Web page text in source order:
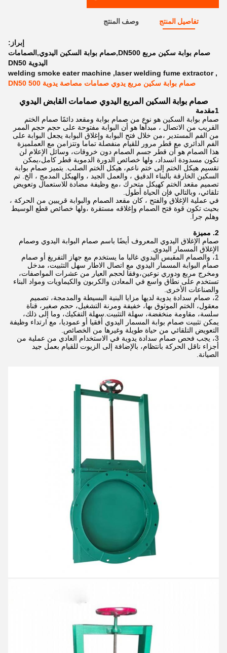
تفاصيل المنتج وصف المنتج
إبراز:
صمام بوابة سكين مربع DN500,صمام بوابة السكين اليدوي,الصمامات
اليدوية DN50
,
laser welding fume extractor
,
welding smoke eater machine
صمام بوابة سكين مربع يدوي صمامات مصاصة يدوية DN50 500
صمام بوابة السكين المربع اليدوي صمامات القابض اليدوي
1مقدمة
صمام بوابة السكين هو نوع من صمام بوابة ومقعد دائمًا صمام الختم
القريب من الاتصال ، مبدأها هو أن البوابة مفتوحة على حجم حجم الممر
من الفم المستدير ،من خلال فتح البوابة وإغلاق البوابة يجعل البوابة على
الفم الدائري مع قطر مرور للقيام منفصلة تماما وتتزامن مع العملميزة
هذا الصمام هو أن قطر جسم الصمام دون خروقات، وسائل الإعلام لن
تكون مسدودة انسداد، ولها خصائص الدورة الدموية قطر كامل،يمكن
تقسيم هيكل الختم إلى ختم ناعم، هيكل الختم الصلب. يتميز صمام بوابة
السكين الخارقة بالبناء الدقيق ، والعمل الجيد ، والهيكل المدمج ، الخ. تم
تصميم مقعد الختم كهيكل متحرك ،مع وظيفة مضادة للاستعمال وتعويض
تلقائي، وبالتالي فإن الحياة أطول.
في عملية الإغلاق والفتح ، كان مقعد الصمام والبوابة قريبين من الحركة ،
بحيث تكون قوة فتح الصمام وإغلاقه مستقرة ،ولها خصائص قطع الوسيط
وهلم جرا.
2. مميزة
صمام الإغلاق اليدوي المعروف أيضًا باسم صمام البوابة اليدوي وصمام
الإغلاق المسمار اليدوي.
1، والصمام المقبس اليدوي غالبا ما يستخدم مع جهاز التفريغ أو صمام
صمام البوابة المسمار اليدوي مع اتصال الاطار سهل التثبيت، مدخل
ومخرج مربع ودوري نوعين،وفقا لحجم العيار من عشرات المواصفات،
تستخدم على نطاق واسع في المعادن والكربون والكيماويات ومواد البناء
والصناعات الأخرى.
2، صمام سدادة يدوية لديها مزايا البنية البسيطة والمدمجة، تصميم
معقول، الختم الموثوق بها، خفيفة ومرنة التشغيل، حجم صغير، قناة
سلسة، مقاومة منخفضة، سهلة التثبيت.سهلة التفكيك، وما إلى ذلك،
يمكن تثبيت صمام بوابة المسمار اليدوي أفقيا أو عموديا، مع ارتداء وظيفة
التعويض التلقائي من حياة طويلة وغيرها من الخصائص.
3، يجب فحص صمام سدادة يدوية في الاستخدام العادي من عملية من
أجزاء ناقل الحركة بانتظام، بالإضافة إلى الزيوت للقيام بعمل جيد
الصيانة.